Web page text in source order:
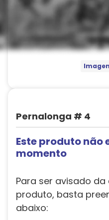
Pernalonga # 4
Este produto não
momento
Para ser avisado
produto, basta
abaixo: